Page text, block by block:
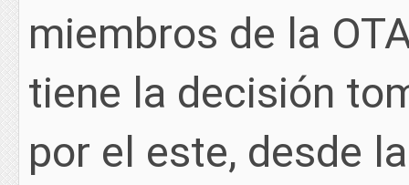
miembros de la
tiene la decisión
por el este, desde